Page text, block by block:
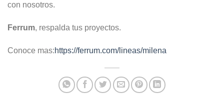
con nosotros.
Ferrum, respalda tus proyectos.
Conoce mas:https://ferrum.com/lineas/milena